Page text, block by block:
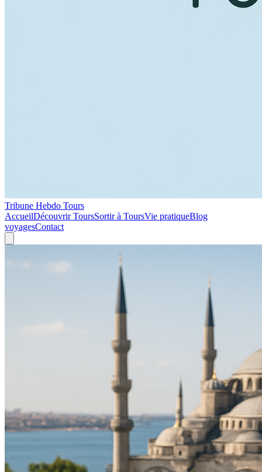
Tribune Hebdo Tours
AccueilDécouvrir ToursSortir à ToursVie pratiqueBlog
voyagesContact